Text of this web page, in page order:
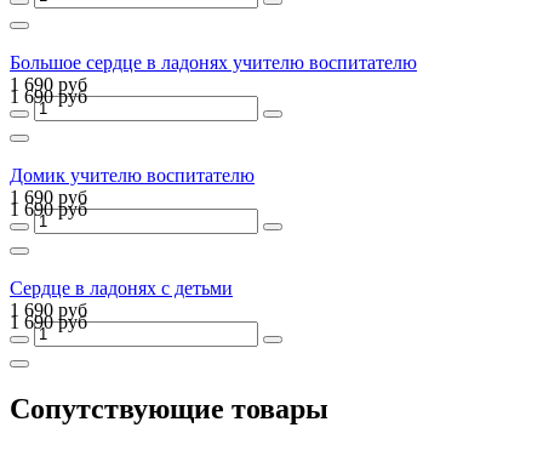
Большое сердце в ладонях учителю воспитателю
1 690 руб
1 690 руб
Домик учителю воспитателю
1 690 руб
1 690 руб
Сердце в ладонях с детьми
1 690 руб
1 690 руб
Сопутствующие товары